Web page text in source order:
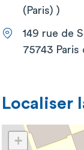
(Paris) )
149 rue de
75743 Paris
Localiser
+